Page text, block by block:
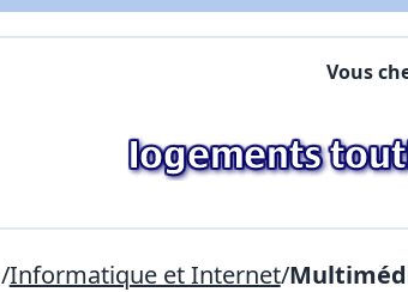
Vous
/Informatique et Internet/
Commentaires: